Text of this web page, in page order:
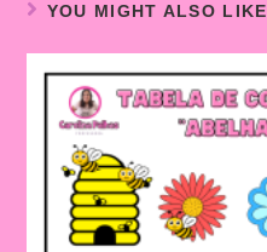
YOU MIGHT ALSO LIKE